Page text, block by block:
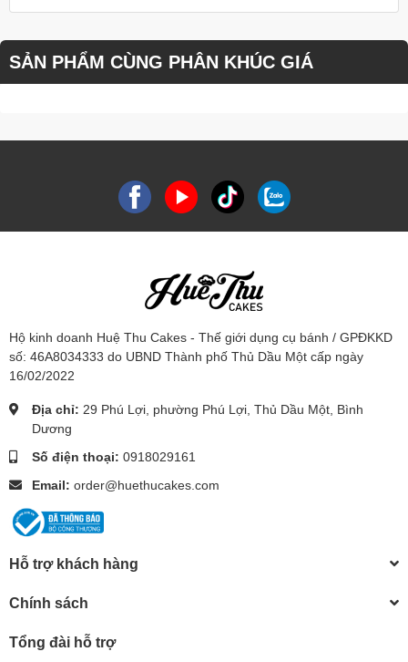
SẢN PHẨM CÙNG PHÂN KHÚC GIÁ
Hộ kinh doanh Huệ Thu Cakes - Thế giới dụng cụ bánh / GPĐKKD
số: 46A8034333 do UBND Thành phố Thủ Dầu Một cấp ngày
16/02/2022
Địa chỉ: 29 Phú Lợi, phường Phú Lợi, Thủ Dầu Một, Bình
Dương
Số điện thoại: 0918029161
Email: order@huethucakes.com
Hỗ trợ khách hàng
Chính sách
Tổng đài hỗ trợ